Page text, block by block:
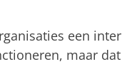
een
maar